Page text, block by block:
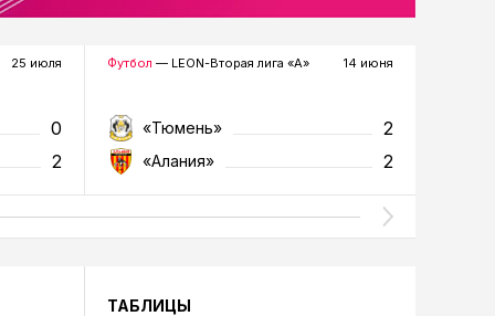
25 июля
0
2
Футбол — LEON-Вторая лига «А» 14 июня
«Тюмень» 2
«Алания» 2
ТАБЛИЦЫ